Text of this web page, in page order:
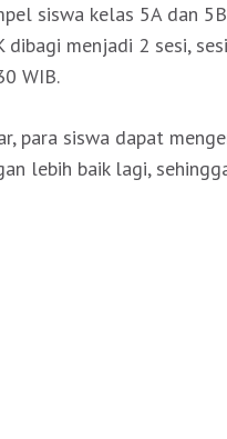
siswa kelas 5A dan
menjadi 2 sesi,
WIB.
para siswa dapat
lebih baik lagi,